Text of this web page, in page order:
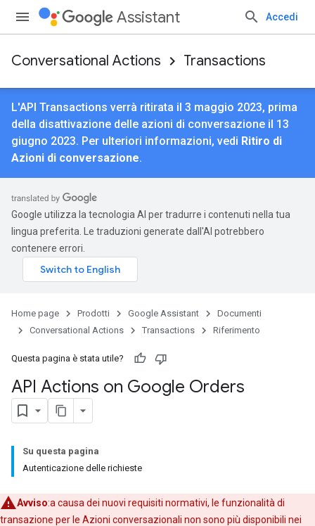
Assistant Accedi
Conversational Actions Transactions
L'API Transactions verrà ritirata il 3 maggio 2023, prima
della disattivazione delle azioni di conversazione il 13
giugno 2023. Per ulteriori informazioni, vedi Ritiro di
Azioni di conversazione.
Google utilizza la tecnologia AI per tradurre i contenuti nella tua
lingua preferita. Le traduzioni generate dall'AI potrebbero
contenere errori.
Home page Prodotti Google Assistant
Documenti
Conversational Actions
Transactions Riferimento
Questa pagina è stata utile?
API Actions on Google Orders
Su questa pagina
Autenticazione delle richieste
Avviso:a causa dei nuovi requisiti normativi, le funzionalità di
transazione per le Azioni conversazionali non sono più disponibili nei